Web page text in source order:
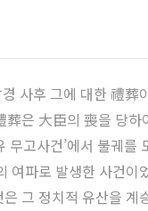
사후 그에 대한 禮葬
葬은 大臣의 喪을 당
무고사건’에서 불궤
여파로 발생한 사건이
그 정치적 유산을 계